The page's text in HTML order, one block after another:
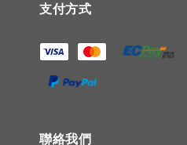
支付方式
聯絡我們